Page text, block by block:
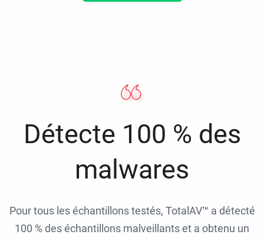
Détecte 100 % des
malwares
Pour tous les échantillons testés, TotalAV™ a détecté
100 % des échantillons malveillants et a obtenu un